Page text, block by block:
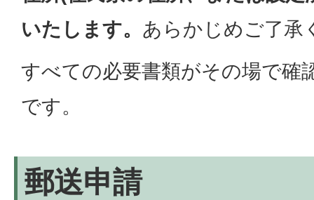
いたします。 あらかじめご了承
すべての必要書類がその場で確
です。
郵送申請